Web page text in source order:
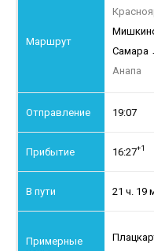
Самара
Анапа
19:07
16:27+1
21 ч. 19